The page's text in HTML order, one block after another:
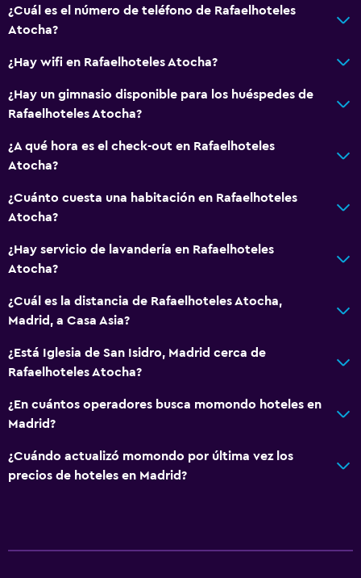
¿Cuál es el número de teléfono de Rafaelhoteles
Atocha?
¿Hay wifi en Rafaelhoteles Atocha?
¿Hay un gimnasio disponible para los huéspedes de
Rafaelhoteles Atocha?
¿A qué hora es el check-out en Rafaelhoteles
Atocha?
¿Cuánto cuesta una habitación en Rafaelhoteles
Atocha?
¿Hay servicio de lavandería en Rafaelhoteles
Atocha?
¿Cuál es la distancia de Rafaelhoteles Atocha,
Madrid, a Casa Asia?
¿Está Iglesia de San Isidro, Madrid cerca de
Rafaelhoteles Atocha?
¿En cuántos operadores busca momondo hoteles en
Madrid?
¿Cuándo actualizó momondo por última vez los
precios de hoteles en Madrid?